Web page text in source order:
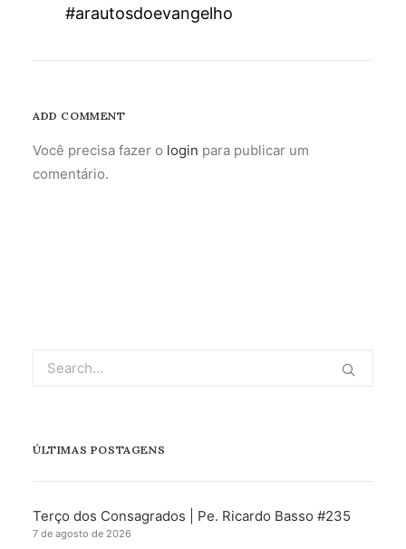
#arautosdoevangelho
ADD COMMENT
Você precisa fazer o login para publicar um
comentário.
ÚLTIMAS POSTAGENS
Terço dos Consagrados | Pe. Ricardo Basso #235
7 de agosto de 2026